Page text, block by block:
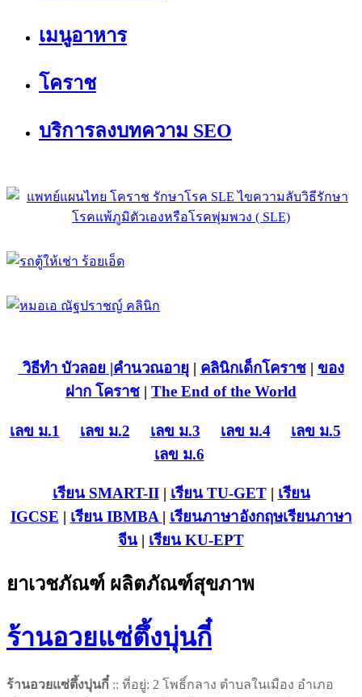
เมนูอาหาร
โคราช
บริการลงบทความ SEO
วิธีทำ บัวลอย |คำนวณอายุ | คลินิกเด็กโคราช| ของ
ฝาก โคราช | The End of the World
เลข ม.1 เลข ม.2 เลข ม.3 เลข ม.4
เลข ม.5
เลข ม.6
เรียน SMART-II| เรียน TU-GET| เรียน
IGCSE | เรียน IBMBA | เรียนภาษาอังกฤษเรียนภาษา
จีน | เรียน KU-EPT
ยาเวชภัณฑ์ ผลิตภัณฑ์สุขภาพ
ร้านอวยแซ่ตึ้งบุ่นกี๋
ร้านอวยแซ่ตึ้งบุ่นกี๋ :: ที่อยู่: 2 โพธิ์กลาง ตำบลในเมือง อำเภอ